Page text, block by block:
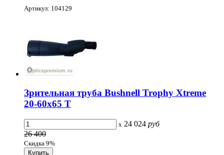
Артикул: 104129
Зрительная труба Bushnell Trophy Xtreme
20-60x65 T
x 24 024 руб
26 400
Скидка 9%